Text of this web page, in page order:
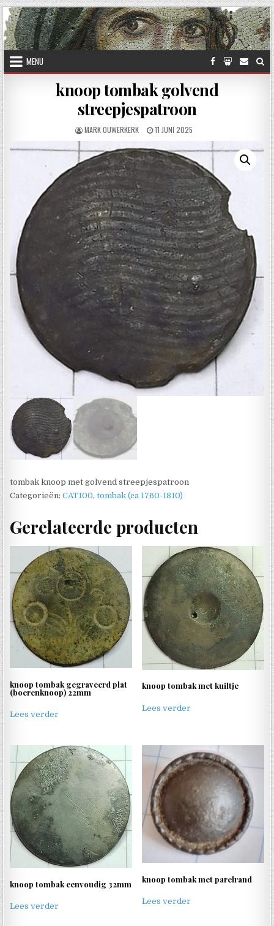
Skip to content
MENU
knoop tombak golvend
streepjespatroon
AUTHOR:
MARK OUWERKERK PUBLISHED DATE:
11 JUNI 2025
tombak knoop met golvend streepjespatroon
Categorieën:CAT100,tombak (ca 1760-1810)
Gerelateerde producten
knoop tombak gegraveerd plat
(boerenknoop) 22mm
Lees verder
knoop tombak met kuiltje
Lees verder
knoop tombak eenvoudig 32mm
Lees verder
knoop tombak met parelrand
Lees verder